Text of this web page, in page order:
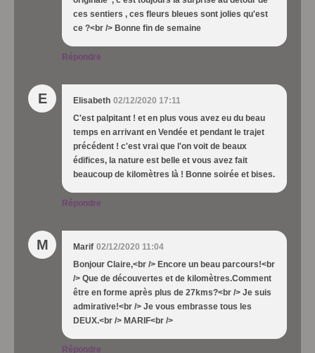
ces sentiers , ces fleurs bleues sont jolies qu'est
ce ?<br /> Bonne fin de semaine
Répondre
E Elisabeth 02/12/2020 17:11
C'est palpitant ! et en plus vous avez eu du beau
temps en arrivant en Vendée et pendant le trajet
précédent ! c'est vrai que l'on voit de beaux
édifices, la nature est belle et vous avez fait
beaucoup de kilomètres là ! Bonne soirée et bises.
Répondre
M Marif 02/12/2020 11:04
Bonjour Claire,<br /> Encore un beau parcours!<br
/> Que de découvertes et de kilomètres.Comment
être en forme après plus de 27kms?<br /> Je suis
admirative!<br /> Je vous embrasse tous les
DEUX.<br /> MARIF<br />
Répondre